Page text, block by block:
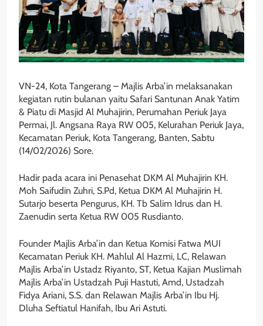
VN-24, Kota Tangerang – Majlis Arba’in melaksanakan
kegiatan rutin bulanan yaitu Safari Santunan Anak Yatim
& Piatu di Masjid Al Muhajirin, Perumahan Periuk Jaya
Permai, Jl. Angsana Raya RW 005, Kelurahan Periuk Jaya,
Kecamatan Periuk, Kota Tangerang, Banten, Sabtu
(14/02/2026) Sore.
Hadir pada acara ini Penasehat DKM Al Muhajirin KH.
Moh Saifudin Zuhri, S.Pd, Ketua DKM Al Muhajirin H.
Sutarjo beserta Pengurus, KH. Tb Salim Idrus dan H.
Zaenudin serta Ketua RW 005 Rusdianto.
Founder Majlis Arba’in dan Ketua Komisi Fatwa MUI
Kecamatan Periuk KH. Mahlul Al Hazmi, LC, Relawan
Majlis Arba’in Ustadz Riyanto, ST, Ketua Kajian Muslimah
Majlis Arba’in Ustadzah Puji Hastuti, Amd, Ustadzah
Fidya Ariani, S.S. dan Relawan Majlis Arba’in Ibu Hj.
Dluha Seftiatul Hanifah, Ibu Ari Astuti.